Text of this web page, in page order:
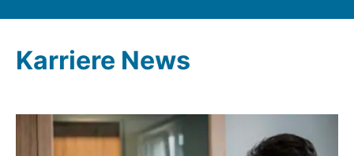
Karriere News